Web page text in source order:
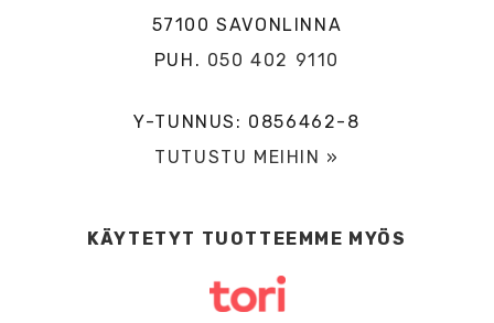
57100 SAVONLINNA
PUH. 050 402 9110
Y-TUNNUS: 0856462-8
TUTUSTU MEIHIN »
KÄYTETYT TUOTTEEMME MYÖS